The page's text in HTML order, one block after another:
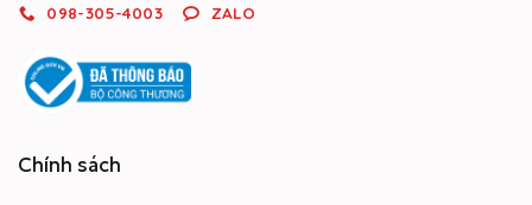
098-305-4003 ZALO
Chính sách